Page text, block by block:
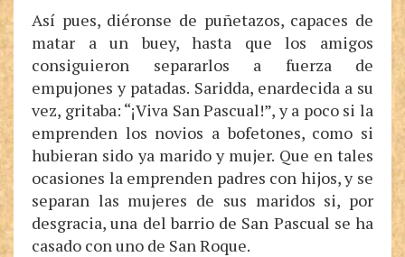
Así pues, diéronse de puñetazos, capaces de
matar a un buey, hasta que los amigos
consiguieron separarlos a fuerza de
empujones y patadas. Saridda, enardecida a su
vez, gritaba: “¡Viva San Pascual!”, y a poco si la
emprenden los novios a bofetones, como si
hubieran sido ya marido y mujer. Que en tales
ocasiones la emprenden padres con hijos, y se
separan las mujeres de sus maridos si, por
desgracia, una del barrio de San Pascual se ha
casado con uno de San Roque.